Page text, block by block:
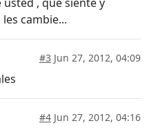
cambie...
#3 Jun 27, 2012, 04:09
#4 Jun 27, 2012, 04:16